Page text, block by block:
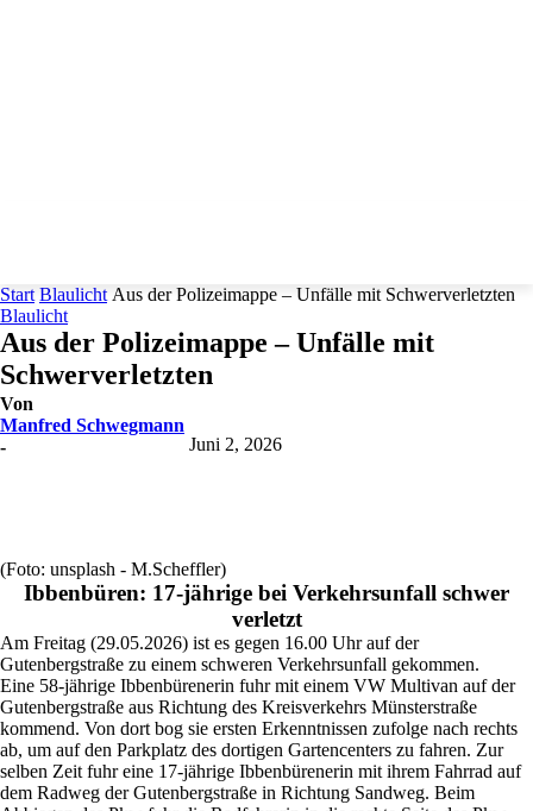
Start Blaulicht Aus der Polizeimappe – Unfälle mit Schwerverletzten
Blaulicht
Aus der Polizeimappe – Unfälle mit
Schwerverletzten
Von
Manfred Schwegmann
-
Juni 2, 2026
(Foto: unsplash - M.Scheffler)
Ibbenbüren: 17-jährige bei Verkehrsunfall schwer
verletzt
Am Freitag (29.05.2026) ist es gegen 16.00 Uhr auf der
Gutenbergstraße zu einem schweren Verkehrsunfall gekommen.
Eine 58-jährige Ibbenbürenerin fuhr mit einem VW Multivan auf der
Gutenbergstraße aus Richtung des Kreisverkehrs Münsterstraße
kommend. Von dort bog sie ersten Erkenntnissen zufolge nach rechts
ab, um auf den Parkplatz des dortigen Gartencenters zu fahren. Zur
selben Zeit fuhr eine 17-jährige Ibbenbürenerin mit ihrem Fahrrad auf
dem Radweg der Gutenbergstraße in Richtung Sandweg. Beim